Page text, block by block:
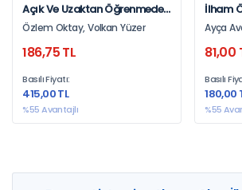
Açık Ve Uzaktan Öğrenmede
Etkileşimli Senaryo Tasarımı
Özlem Oktay, Volkan Yüzer
186,75 TL
Basılı Fiyatı:
415,00 TL
%55 Avantajlı
İlham
Belirli
Ve
Ayça
81,00
Basılı
180,00
%55